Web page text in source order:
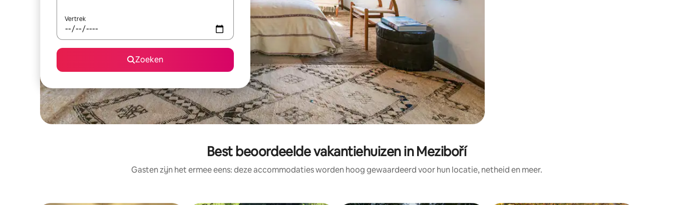
Vertrek
Zoeken
Best beoordeelde vakantiehuizen in Meziboří
Gasten zijn het ermee eens: deze accommodaties worden hoog gewaardeerd voor hun locatie, netheid en meer.